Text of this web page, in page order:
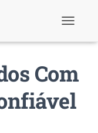
l
e
a
v
Com